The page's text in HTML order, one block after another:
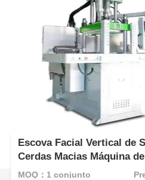
Escova Facial Vertical de
Cerdas Macias Máquina
Injeção LSR
MOQ：1 conjunto